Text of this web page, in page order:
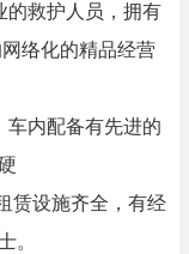
的救护人员，拥有
络化的精品经营
车内配备有先进的
赁设施齐全，有经
。